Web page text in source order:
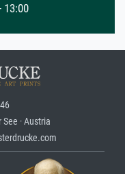
13:00
· Austria